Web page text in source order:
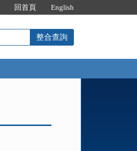
回首頁 English
整合查詢